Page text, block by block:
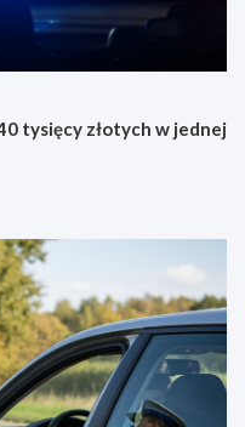
tysięcy złotych w jednej